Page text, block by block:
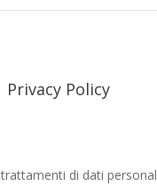
Privacy Policy
di dati